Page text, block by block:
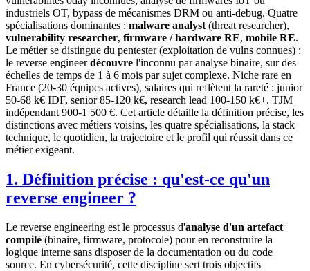
industriels OT, bypass de mécanismes DRM ou anti-debug. Quatre
spécialisations dominantes : malware analyst (threat researcher),
vulnerability researcher, firmware / hardware RE, mobile RE.
Le métier se distingue du pentester (exploitation de vulns connues) :
le reverse engineerdécouvre l'inconnu par analyse binaire, sur des
échelles de temps de 1 à 6 mois par sujet complexe. Niche rare en
France (20-30 équipes actives), salaires qui reflètent la rareté : junior
50-68 k€ IDF, senior 85-120 k€, research lead 100-150 k€+. TJM
indépendant 900-1 500 €. Cet article détaille la définition précise, les
distinctions avec métiers voisins, les quatre spécialisations, la stack
technique, le quotidien, la trajectoire et le profil qui réussit dans ce
métier exigeant.
1. Définition précise : qu'est-ce qu'un
reverse engineer ?
Le reverse engineering est le processus d'analyse d'un artefact
compilé (binaire, firmware, protocole) pour en reconstruire la
logique interne sans disposer de la documentation ou du code
source. En cybersécurité, cette discipline sert trois objectifs